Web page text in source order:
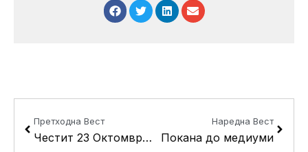
Претходна Вест
Честит 23 Октомври, Денот на македонската револуционерна борба
Наредна Вест
Покана до медиуми